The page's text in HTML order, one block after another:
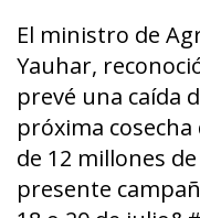
El ministro de
Yauhar,
prevé una caída
próxima
de 12 millones
presente